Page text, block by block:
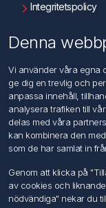
Integritetspolicy
Kontakta oss
Kundtjänst
Sök
Mitt konto
Mina ordrar
Mina adresser
Denna
Vi använder våra egna
ge dig en trevlig och
anpassa innehåll,
analysera trafiken till
delas med våra
kan kombinera den
som de har samlat in
Genom att klicka på
av cookies och
nödvändiga" nekar du